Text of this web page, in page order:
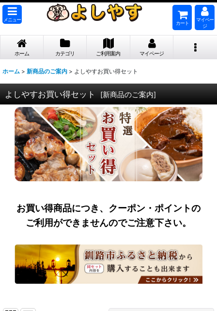
メニュー
カート
マイペー
ジ
ホーム カテゴリ ご利用案内 マイページ
ホーム > 新商品のご案内 > よしやすお買い得セット
よしやすお買い得セット [新商品のご案内]
お買い得商品につき、クーポン・ポイントの
ご利用ができませんのでご注意下さい。